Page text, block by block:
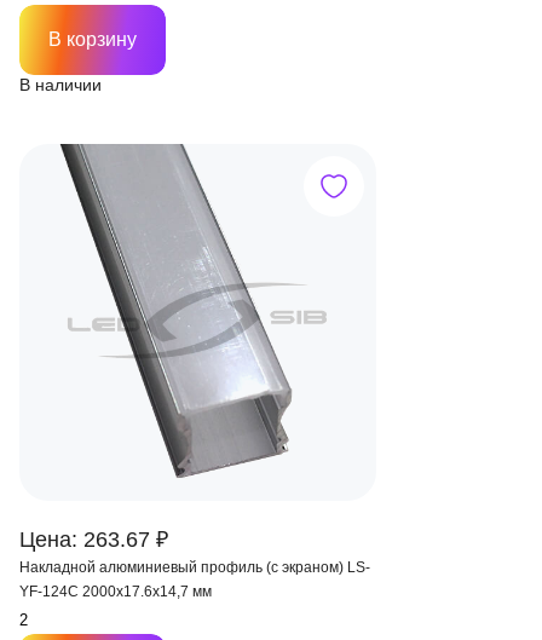
В наличии
В корзину
Цена: 263.67 ₽
Накладной алюминиевый профиль (с экраном) LS-
YF-124C 2000х17.6х14,7 мм